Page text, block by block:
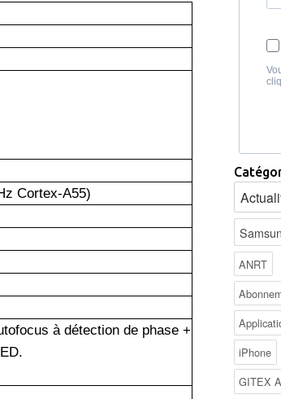
Cortex-A55)
à détection de phase +
ANRT
iPhone
GITEX